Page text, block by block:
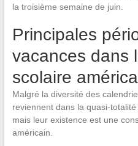
la troisième semaine de juin.
Principales
vacances dans
scolaire
Malgré la diversité des
reviennent dans la quasi-
mais leur existence est une
américain.